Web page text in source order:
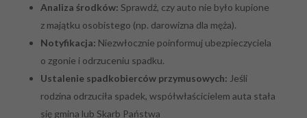
Analiza środków: Sprawdź, czy auto nie było kupione
z majątku osobistego (np. darowizna dla męża).
Notyfikacja: Niezwłocznie poinformuj ubezpieczyciela
o zgonie i odrzuceniu spadku.
Ustalenie spadkobierców przymusowych: Jeśli
rodzina odrzuciła spadek, współwłaścicielem auta stała
się gmina lub Skarb Państwa